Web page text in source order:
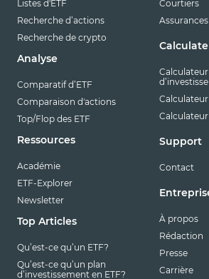
Listes d'ETF
Recherche d’actions
Recherche de crypto
Analyse
Comparatif d’ETF
Comparaison d'actions
Top/Flop des ETF
Ressources
Académie
ETF-Explorer
Newsletter
Top Articles
Qu’est-ce qu’un ETF?
Qu’est-ce qu’un plan
d’investissement en ETF?
Courtiers
Support
Contact
À propos
Rédaction
Presse
Carrière